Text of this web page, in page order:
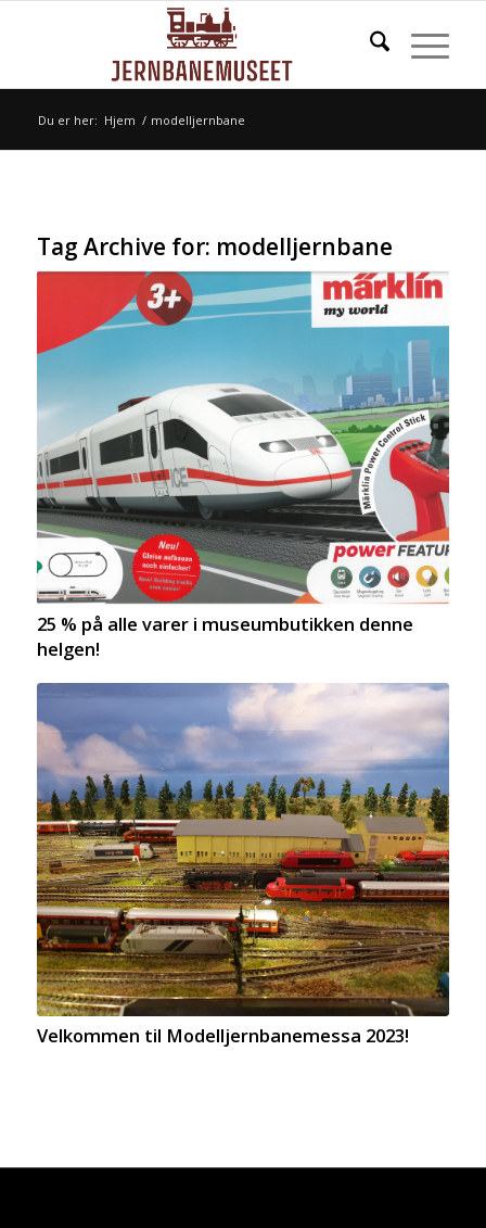
Du er her: Hjem / modelljernbane
Tag Archive for: modelljernbane
25 % på alle varer i museumbutikken denne
helgen!
Velkommen til Modelljernbanemessa 2023!